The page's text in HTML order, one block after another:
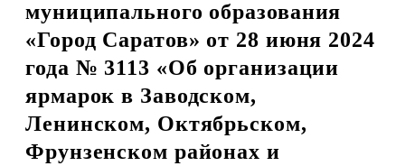
муниципального образования
«Город Саратов» от 28 июня 2024
года № 3113 «Об организации
ярмарок в Заводском,
Ленинском, Октябрьском,
Фрунзенском районах и